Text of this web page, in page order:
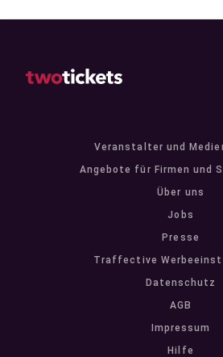
Veranstalter und
Angebote für Firmen und
Über uns
Jobs
Presse
Traffective
Datenschutz
AGB
Impressum
Hilfe